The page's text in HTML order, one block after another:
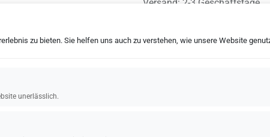
Versand: 2-3 Geschäftstage
zu bieten. Sie helfen uns auch zu verstehen, wie unsere Website
unerlässlich.